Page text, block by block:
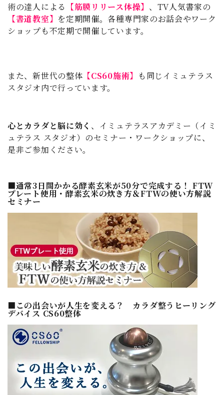
術の達人による
【筋膜リリース体操】 、TV人気書家の
【書道教室】 を定期開催。各種専門家のお話会やワーク
ショップも不定期で開催しています。
また、新世代の整体 【CS60施術】
も同じイミュテラス
スタジオ内で行っています。
心とカラダと脳に効く 、イミュテラスアカデミー（イミ
ュテラス スタジオ）のセミナー・ワークショップに、
是非ご参加ください。
■通常3日間かかる酵素玄米が50分で完成する！ FTW
プレート使用・酵素玄米の炊き方＆FTWの使い方解説
セミナー
■この出会いが人生を変える？ カラダ整うヒーリング
デバイス CS60整体